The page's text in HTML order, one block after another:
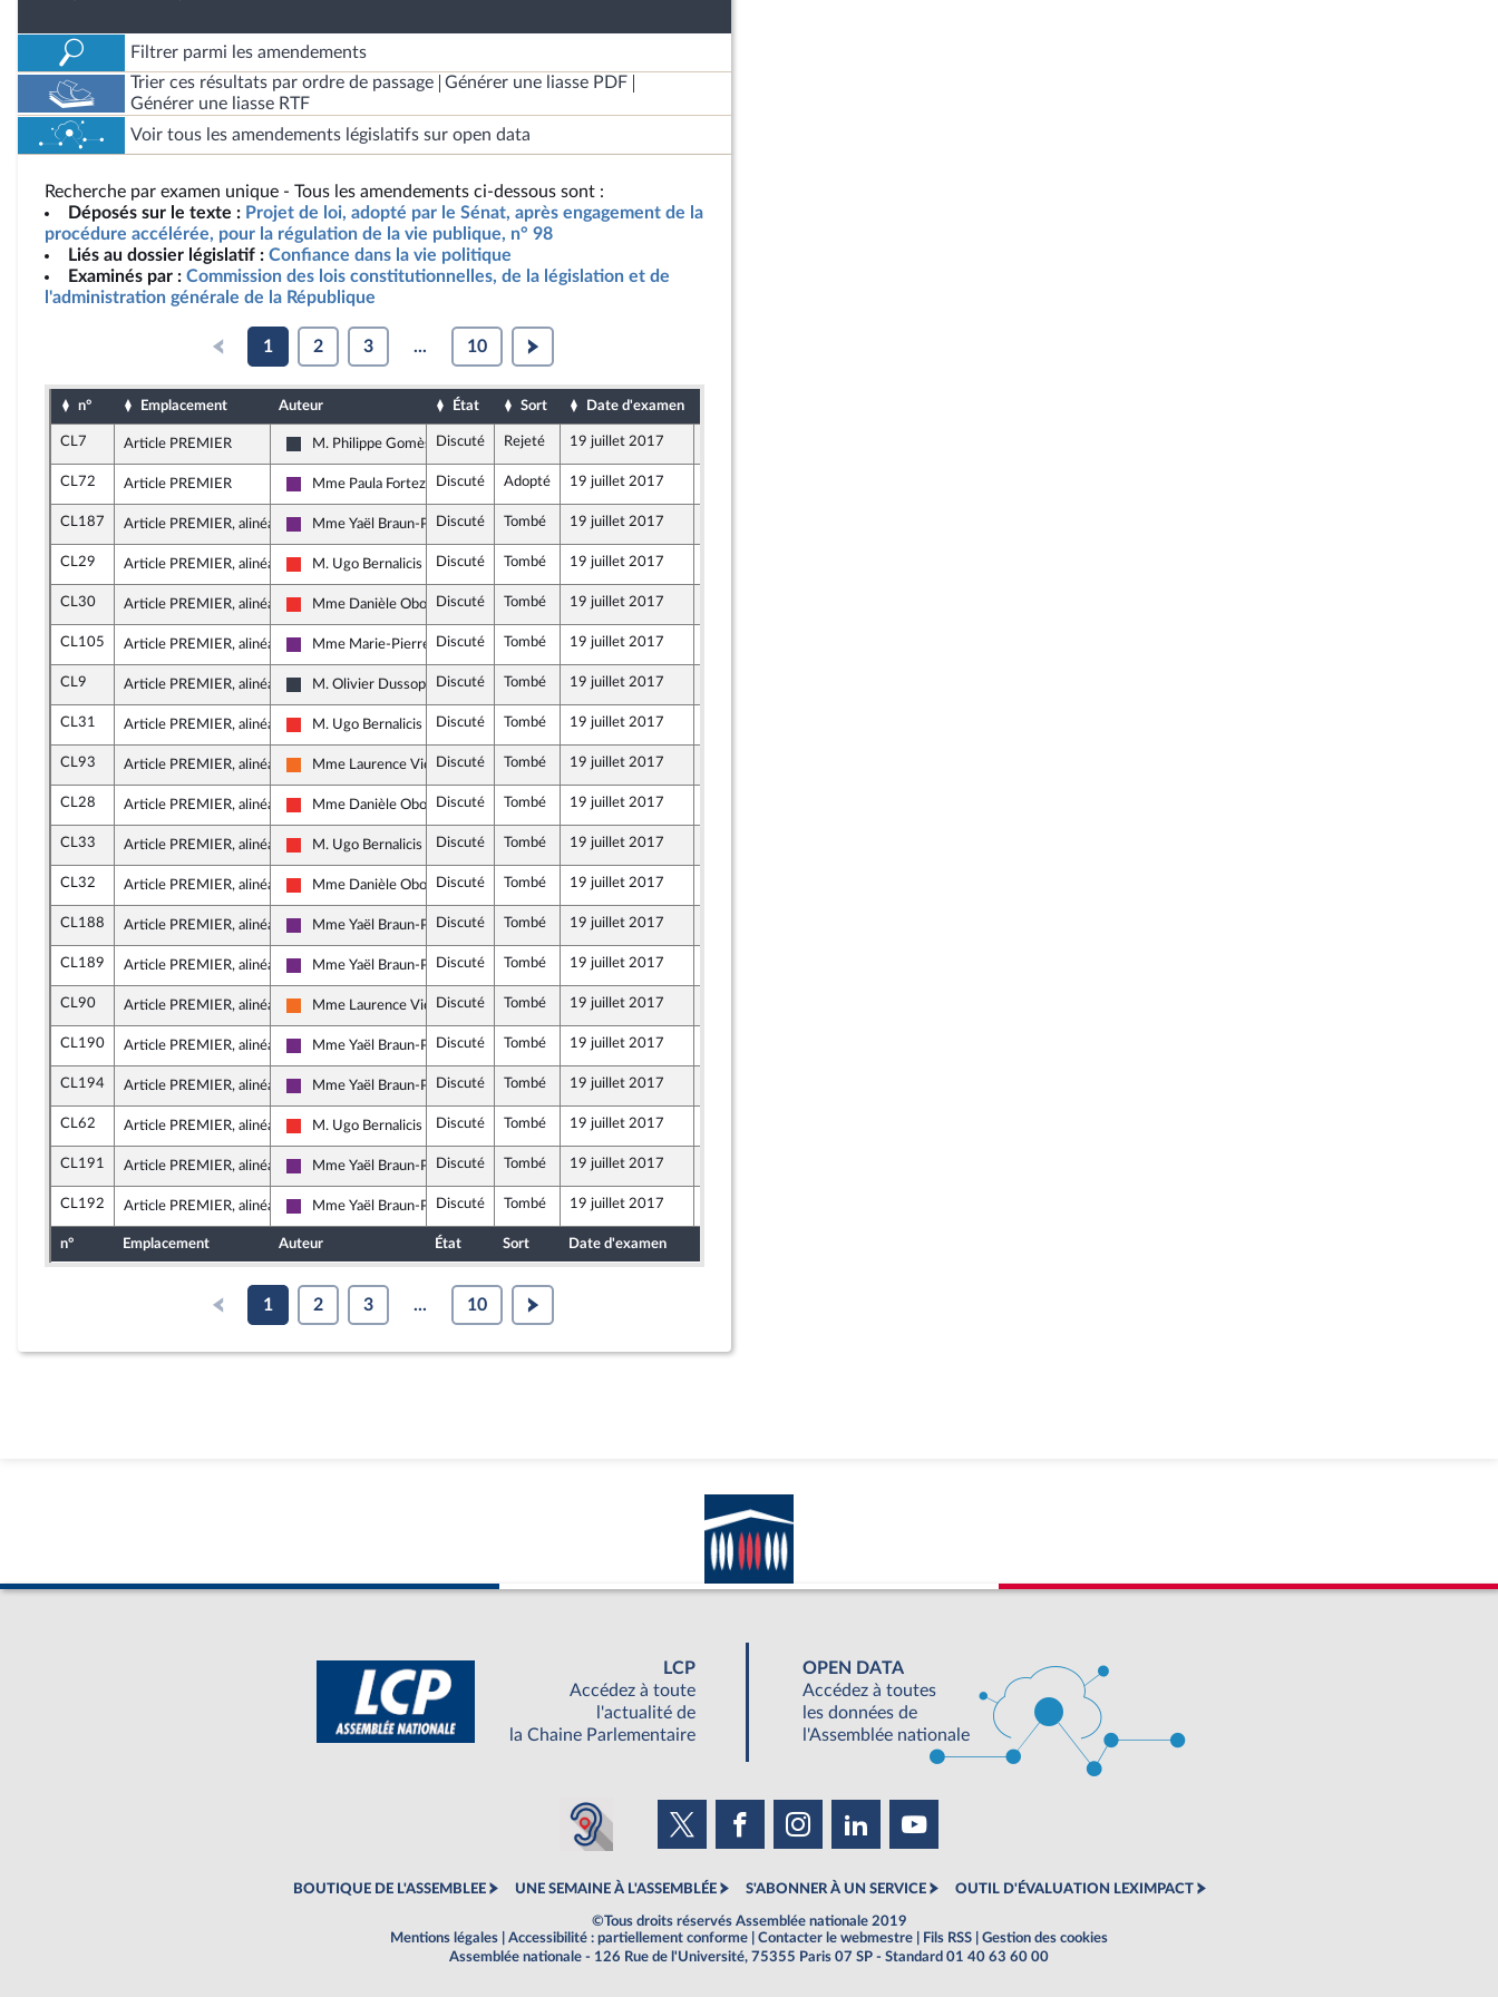
Filtrer parmi les amendements
Trier ces résultats par ordre de passage
Générer une liasse PDF
Générer une liasse RTF
Voir tous les amendements législatifs sur open data
Recherche par examen unique - Tous les amendements ci-dessous sont :
Déposés sur le texte : Projet de loi, adopté par le Sénat, après engagement de la
procédure accélérée, pour la régulation de la vie publique, n° 98
Liés au dossier législatif : Confiance dans la vie politique
Examinés par : Commission des lois constitutionnelles, de la législation et de
l'administration générale de la République
1 2 3 ... 10
n° Emplacement Auteur État Sort Date d'examen
CL7 Article PREMIER
Les Constructifs : républicains, UDI, indépendants
M. Philippe Gomès Discuté Rejeté 19 juillet 2017
CL72 Article PREMIER
La République en Marche
Mme Paula Forteza Discuté Adopté 19 juillet 2017
CL187 Article PREMIER, alinéa 4
La République en Marche
Mme Yaël Braun-PivetDiscuté Tombé 19 juillet 2017
CL29 Article PREMIER, alinéa 4
La France insoumise
M. Ugo Bernalicis Discuté Tombé 19 juillet 2017
CL30 Article PREMIER, alinéa 4
La France insoumise
Mme Danièle ObonoDiscuté Tombé 19 juillet 2017
CL105 Article PREMIER, alinéa 4
La République en Marche
Mme Marie-Pierre Rixain
Discuté Tombé 19 juillet 2017
CL9 Article PREMIER, alinéa 4
Nouvelle Gauche
M. Olivier Dussopt Discuté Tombé 19 juillet 2017
CL31 Article PREMIER, alinéa 4
La France insoumise
M. Ugo Bernalicis Discuté Tombé 19 juillet 2017
CL93 Article PREMIER, alinéa 5
Mouvement Démocrate et apparentés
Mme Laurence Vichnievsky
Discuté Tombé 19 juillet 2017
CL28 Article PREMIER, alinéa 5
La France insoumise
Mme Danièle ObonoDiscuté Tombé 19 juillet 2017
CL33 Article PREMIER, alinéa 5
La France insoumise
M. Ugo Bernalicis Discuté Tombé 19 juillet 2017
CL32 Article PREMIER, alinéa 5
La France insoumise
Mme Danièle ObonoDiscuté Tombé 19 juillet 2017
CL188 Article PREMIER, alinéa 6
La République en Marche
Mme Yaël Braun-PivetDiscuté Tombé 19 juillet 2017
CL189 Article PREMIER, alinéa 7
La République en Marche
Mme Yaël Braun-PivetDiscuté Tombé 19 juillet 2017
CL90 Article PREMIER, alinéa 7
Mouvement Démocrate et apparentés
Mme Laurence Vichnievsky
Discuté Tombé 19 juillet 2017
CL190 Article PREMIER, alinéa 8
La République en Marche
Mme Yaël Braun-PivetDiscuté Tombé 19 juillet 2017
CL194 Article PREMIER, alinéa 8
La République en Marche
Mme Yaël Braun-PivetDiscuté Tombé 19 juillet 2017
CL62 Article PREMIER, alinéa 9
La France insoumise
M. Ugo Bernalicis Discuté Tombé 19 juillet 2017
CL191 Article PREMIER, alinéa 11
La République en Marche
Mme Yaël Braun-PivetDiscuté Tombé 19 juillet 2017
CL192 Article PREMIER, alinéa 12
La République en Marche
Mme Yaël Braun-PivetDiscuté Tombé 19 juillet 2017
n° Emplacement Auteur État Sort Date d'examen
1 2 3 ... 10
LCP
Accédez à toute
l'actualité de
la Chaine Parlementaire
OPEN DATA
Accédez à toutes
les données de
l'Assemblée nationale
BOUTIQUE DE L'ASSEMBLEE UNE SEMAINE À L'ASSEMBLÉE S'ABONNER À UN SERVICE OUTIL D'ÉVALUATION LEXIMPACT
©Tous droits réservés Assemblée nationale 2019
Mentions légales
Accessibilité : partiellement conforme Contacter le webmestre Fils RSS
Gestion des cookies
Assemblée nationale - 126 Rue de l'Université, 75355 Paris 07 SP - Standard 01 40 63 60 00